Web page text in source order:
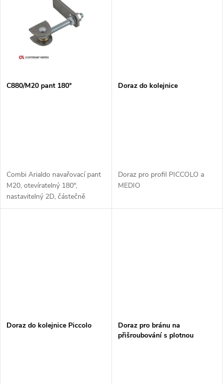
C880/M20 pant 180°
Combi Arialdo navařovací pant
M20, otevíratelný 180°,
nastavitelný 2D, částečně
pozinkovaný
Doraz do kolejnice
Doraz pro profil PICCOLO a
MEDIO
Doraz do kolejnice Piccolo
Doraz pro bránu na
přišroubování s plotnou